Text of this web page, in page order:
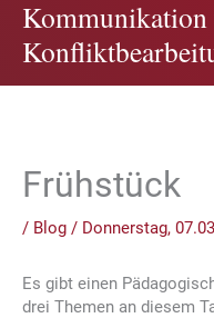
Zum
Inhalt
springen
Kommunikation
Frühstück
/ Blog / Donnerstag,
Es gibt einen
drei Themen an diesem